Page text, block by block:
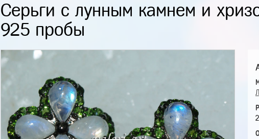
Серьги с лунным камнем и
925 пробы